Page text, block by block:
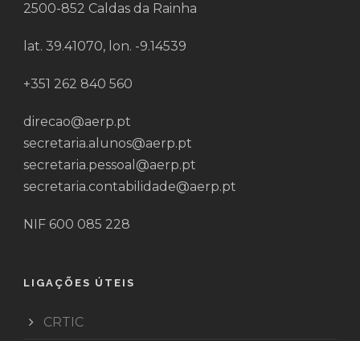
2500-852 Caldas da Rainha
lat. 39.41070, lon. -9.14539
+351 262 840 560
direcao@aerp.pt
secretaria.alunos@aerp.pt
secretaria.pessoal@aerp.pt
secretaria.contabilidade@aerp.pt
NIF 600 085 228
LIGAÇÕES ÚTEIS
CRTIC